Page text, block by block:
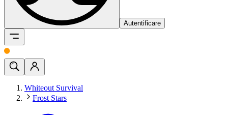
Autentificare
Whiteout Survival
Frost Stars